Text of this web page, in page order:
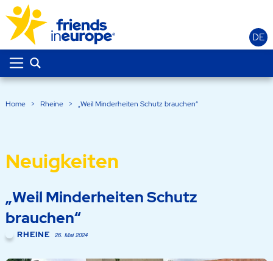
DE
Home > Rheine > „Weil Minderheiten Schutz brauchen“
Neuigkeiten
„Weil Minderheiten Schutz
brauchen“
RHEINE 26. Mai 2024